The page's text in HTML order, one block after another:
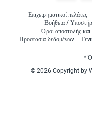
Επιχειρηματικοί πελάτες
Βοήθεια /
Όροι αποστολής
Προστασία δεδομένων
*
© 2026 Copyright by